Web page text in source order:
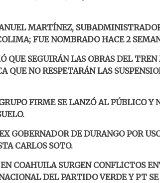
MARTÍNEZ,
FUE NOMBRADO HACE 2
QUE SEGUIRÁN LAS OBRAS DEL TREN
QUE NO RESPETARÁN LAS
FIRME SE LANZÓ AL PÚBLICO Y
GOBERNADOR DE DURANGO POR
CARLOS SOTO.
COAHUILA SURGEN CONFLICTOS
DEL PARTIDO VERDE Y PT